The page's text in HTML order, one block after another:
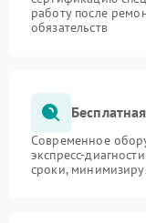
работу после
обязательств
Современное
экспресс-
сроки,